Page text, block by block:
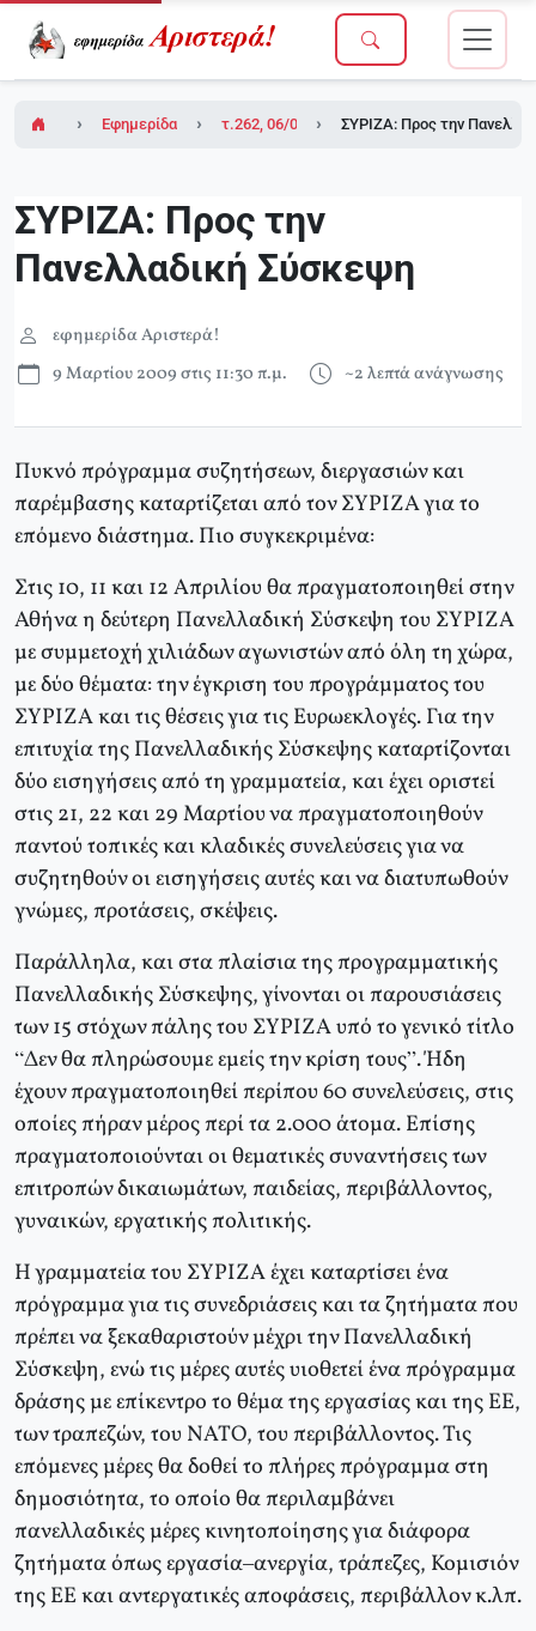
Εφημερίδα Αριστερά!τ.262, 06/03/2009ΣΥΡΙΖΑ: Προς την
ΣΥΡΙΖΑ: Προς την
Πανελλαδική Σύσκεψη
εφημερίδα Αριστερά!
9 Μαρτίου 2009 στις 11:30 π.μ.
~2 λεπτά ανάγνωσης
Πυκνό πρόγραμμα συζητήσεων, διεργασιών και
παρέμβασης καταρτίζεται από τον ΣΥΡΙΖΑ για το
επόμενο διάστημα. Πιο συγκεκριμένα:
Στις 10, 11 και 12 Απριλίου θα πραγματοποιηθεί στην
Αθήνα η δεύτερη Πανελλαδική Σύσκεψη του ΣΥΡΙΖΑ
με συμμετοχή χιλιάδων αγωνιστών από όλη τη χώρα,
με δύο θέματα: την έγκριση του προγράμματος του
ΣΥΡΙΖΑ και τις θέσεις για τις Ευρωεκλογές. Για την
επιτυχία της Πανελλαδικής Σύσκεψης καταρτίζονται
δύο εισηγήσεις από τη γραμματεία, και έχει οριστεί
στις 21, 22 και 29 Μαρτίου να πραγματοποιηθούν
παντού τοπικές και κλαδικές συνελεύσεις για να
συζητηθούν οι εισηγήσεις αυτές και να διατυπωθούν
γνώμες, προτάσεις, σκέψεις.
Παράλληλα, και στα πλαίσια της προγραμματικής
Πανελλαδικής Σύσκεψης, γίνονται οι παρουσιάσεις
των 15 στόχων πάλης του ΣΥΡΙΖΑ υπό το γενικό τίτλο
“Δεν θα πληρώσουμε εμείς την κρίση τους”. Ήδη
έχουν πραγματοποιηθεί περίπου 60 συνελεύσεις, στις
οποίες πήραν μέρος περί τα 2.000 άτομα. Επίσης
πραγματοποιούνται οι θεματικές συναντήσεις των
επιτροπών δικαιωμάτων, παιδείας, περιβάλλοντος,
γυναικών, εργατικής πολιτικής.
Η γραμματεία του ΣΥΡΙΖΑ έχει καταρτίσει ένα
πρόγραμμα για τις συνεδριάσεις και τα ζητήματα που
πρέπει να ξεκαθαριστούν μέχρι την Πανελλαδική
Σύσκεψη, ενώ τις μέρες αυτές υιοθετεί ένα πρόγραμμα
δράσης με επίκεντρο το θέμα της εργασίας και της ΕΕ,
των τραπεζών, του ΝΑΤΟ, του περιβάλλοντος. Τις
επόμενες μέρες θα δοθεί το πλήρες πρόγραμμα στη
δημοσιότητα, το οποίο θα περιλαμβάνει
πανελλαδικές μέρες κινητοποίησης για διάφορα
ζητήματα όπως εργασία–ανεργία, τράπεζες, Κομισιόν
της ΕΕ και αντεργατικές αποφάσεις, περιβάλλον κ.λπ.